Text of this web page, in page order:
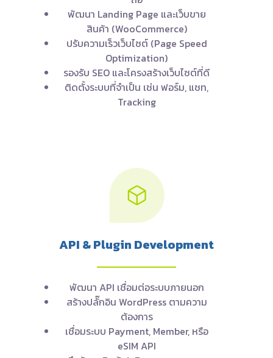
พัฒนา Landing Page และเว็บขาย
สินค้า (WooCommerce)
ปรับความเร็วเว็บไซต์ (Page Speed
Optimization)
รองรับ SEO และโครงสร้างเว็บไซต์ที่ดี
ติดตั้งระบบที่จำเป็น เช่น ฟอร์ม, แชท,
Tracking
API & Plugin Development
พัฒนา API เชื่อมต่อระบบภายนอก
สร้างปลั๊กอิน WordPress ตามความ
ต้องการ
เชื่อมระบบ Payment, Member, หรือ
eSIM API